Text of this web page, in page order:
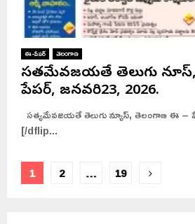
ఈ-పేపర్ తెలంగాణ
సత్యమేవజయతే తెలుగు
పేపర్, జనవరి23, 2026.
సత్యమేవజయతే తెలుగు న్యూస్, తెలంగాణ ఈ –
[/dflip...
Posts
1 2 … 19